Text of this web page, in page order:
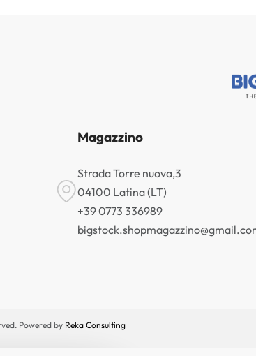
Magazzino
Strada Torre nuova,3
04100 Latina (LT)
+39 0773 336989
Powered by Reka Consulting